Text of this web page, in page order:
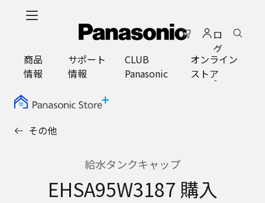
ロ
グ
イ
ン
商品
情報
サポート
情報
CLUB
Panasonic
オンライン
ストア
その他
給水タンクキャップ
EHSA95W3187 購入